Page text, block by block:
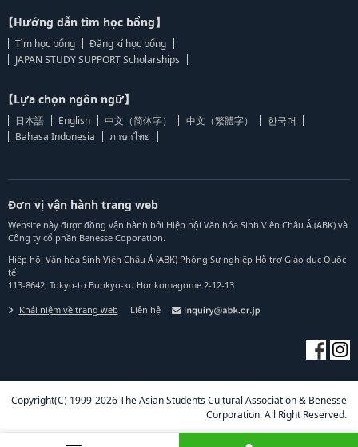
【Hướng dẫn tìm học bổng】
Tìm học bổng
Đăng kí học bổng
JAPAN STUDY SUPPORT Scholarships
【Lựa chọn ngôn ngữ】
日本語 English 中文（简体字） 中文（繁體字）
한국어
Bahasa Indonesia
ภาษาไทย
Đơn vị vận hành trang web
Website này được đồng vận hành bởi Hiệp hội Văn hóa Sinh Viên Châu Á (ABK) và
Công ty cổ phần Benesse Coporation.
Hiệp hội Văn hóa Sinh Viên Châu Á (ABK) Phòng Sự nghiệp Hỗ trợ Giáo dục Quốc
tế
113-8642, Tokyo-to Bunkyo-ku Honkomagome 2-12-13
Khái niệm về trang web Liên hệ
Copyright(C) 1999-2026 The Asian Students Cultural Association & Benesse
Corporation. All Right Reserved.